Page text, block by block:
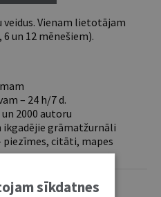
Vienam lietotājam
un 12 mēnešiem).
– 24 h/7 d.
2000 autoru
grāmatžurnāli
piezīmes, citāti, mapes
sīkdatnes